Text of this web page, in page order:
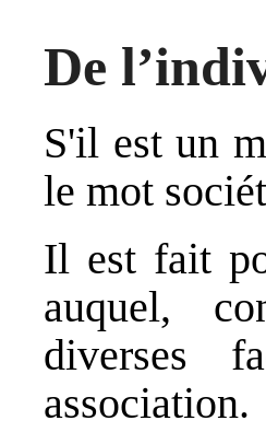
De
S'il est un
le mot
Il est fait
auquel,
diverses
association.